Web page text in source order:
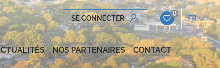
SE CONNECTER
0
FR
NOS PARTENAIRES CONTACT